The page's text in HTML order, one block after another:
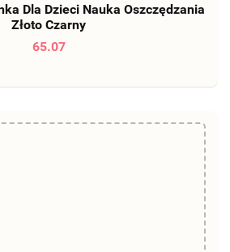
Dla Dzieci Nauka Oszczędzania
Złoto Czarny
65.07